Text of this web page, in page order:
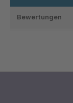
Bewertungen